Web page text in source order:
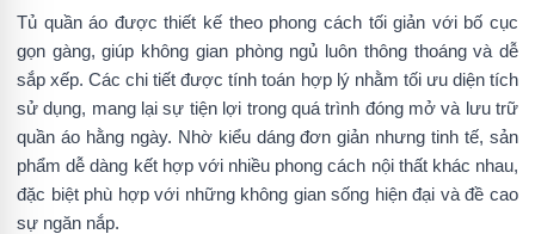
Tủ quần áo được thiết kế theo phong cách tối giản với bố cục
gọn gàng, giúp không gian phòng ngủ luôn thông thoáng và dễ
sắp xếp. Các chi tiết được tính toán hợp lý nhằm tối ưu diện tích
sử dụng, mang lại sự tiện lợi trong quá trình đóng mở và lưu trữ
quần áo hằng ngày. Nhờ kiểu dáng đơn giản nhưng tinh tế, sản
phẩm dễ dàng kết hợp với nhiều phong cách nội thất khác nhau,
đặc biệt phù hợp với những không gian sống hiện đại và đề cao
sự ngăn nắp.